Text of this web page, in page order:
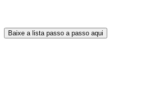
Baixe a lista passo a passo aqui